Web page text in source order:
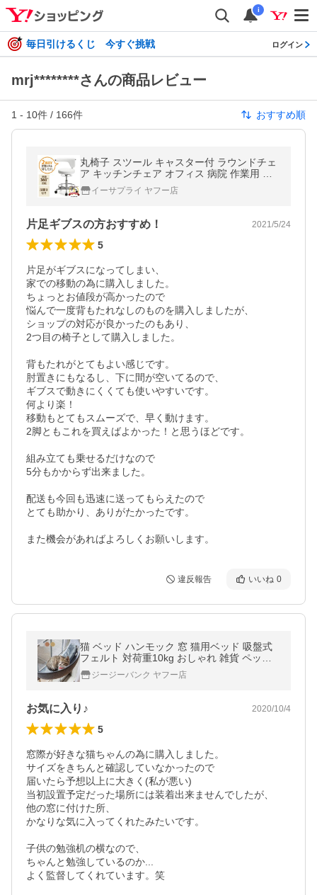
i
毎日引けるくじ 今すぐ挑戦 ログイン
mrj********さんの商品レビュー
1 - 10件 / 166件 おすすめ順
丸椅子 スツール キャスター付 ラウンドチェ
ア キッチンチェア オフィス 病院 作業用 ホ
ワイト EZ1-SNC019W
イーサプライ ヤフー店
片足ギブスの方おすすめ！ 2021/5/24
5
片足がギブスになってしまい、
家での移動の為に購入しました。
ちょっとお値段が高かったので
悩んで一度背もたれなしのものを購入しましたが、
ショップの対応が良かったのもあり、
2つ目の椅子として購入しました。
背もたれがとてもよい感じです。
肘置きにもなるし、下に間が空いてるので、
ギブスで動きにくくても使いやすいです。
何より楽！
移動もとてもスムーズで、早く動けます。
2脚ともこれを買えばよかった！と思うほどです。
組み立ても乗せるだけなので
5分もかからず出来ました。
配送も今回も迅速に送ってもらえたので
とても助かり、ありがたかったです。
また機会があればよろしくお願いします。
違反報告 いいね 0
猫 ベッド ハンモック 窓 猫用ベッド 吸盤式
フェルト 対荷重10kg おしゃれ 雑貨 ペット
用品 オールシーズン 通年 かわいい 爆買
ジージーバンク ヤフー店
お気に入り♪ 2020/10/4
5
窓際が好きな猫ちゃんの為に購入しました。
サイズをきちんと確認していなかったので
届いたら予想以上に大きく(私が悪い)
当初設置予定だった場所には装着出来ませんでしたが、
他の窓に付けた所、
かなりな気に入ってくれたみたいです。
子供の勉強机の横なので、
ちゃんと勉強しているのか...
よく監督してくれています。笑